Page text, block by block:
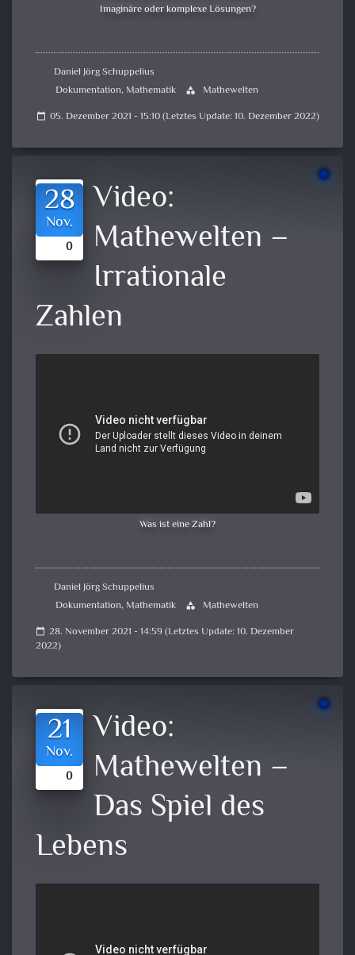
Imaginäre oder komplexe Lösungen?
Daniel Jörg Schuppelius
Dokumentation, Mathematik category Mathewelten
calendar_today 05. Dezember 2021 - 15:10 (Letztes Update: 10. Dezember 2022)
28
Nov.
0
Video:
Mathewelten –
Irrationale
Zahlen
Was ist eine Zahl?
Daniel Jörg Schuppelius
Dokumentation, Mathematik category Mathewelten
calendar_today 28. November 2021 - 14:59 (Letztes Update: 10. Dezember
2022)
21
Nov.
0
Video:
Mathewelten –
Das Spiel des
Lebens